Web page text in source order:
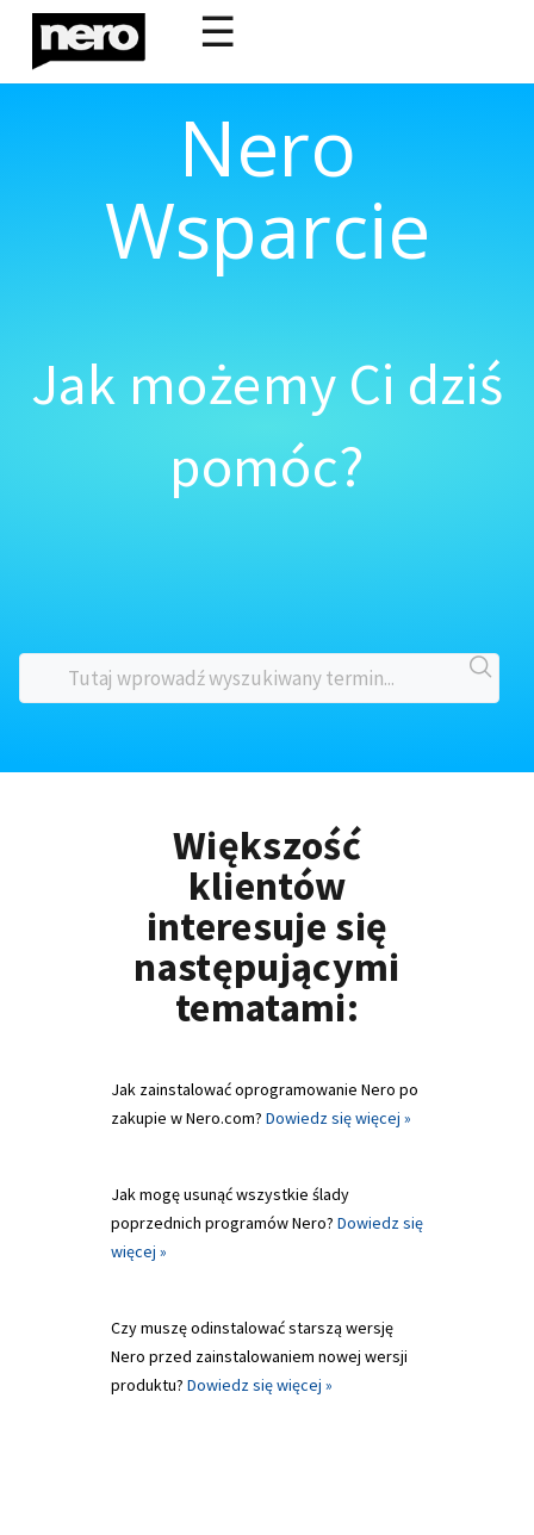
☰
Nero
Wsparcie
Jak możemy Ci dziś
pomóc?
Większość
klientów
interesuje się
następującymi
tematami:
Jak zainstalować oprogramowanie Nero po
zakupie w Nero.com? Dowiedz się więcej »
Jak mogę usunąć wszystkie ślady
poprzednich programów Nero? Dowiedz się
więcej »
Czy muszę odinstalować starszą wersję
Nero przed zainstalowaniem nowej wersji
produktu? Dowiedz się więcej »